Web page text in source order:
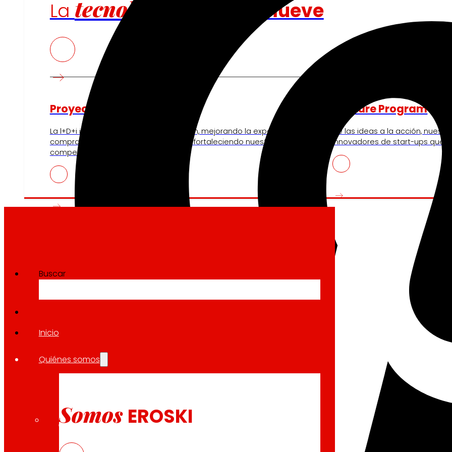
La tecnología nos mueve
Proyectos de innovación
La l+D+i impulsa nuestra transformación, mejorando la experiencia de
compra, reforzando la sostenibilidad y fortaleciendo nuestra
competitividad.
Venture Program
De las ideas a la acción,
innovadores de start-ups que
Buscar
Inicio
Quiénes somos
Somos EROSKI